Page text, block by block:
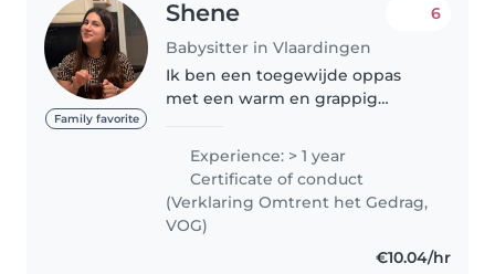
Family favorite
Shene
Babysitter in Vlaardingen
6
Ik ben een toegewijde oppas
met een warm en grappig
van baby tot basisschoolleeftijd,
weet ik hoe ik spannende en..
Experience: > 1 year
Certificate of conduct
(Verklaring Omtrent het Gedrag,
VOG)
€10.04/hr